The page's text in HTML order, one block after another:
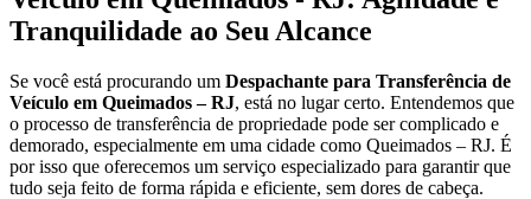
Tranquilidade ao Seu Alcance
Se você está procurando um Despachante para Transferência de
Veículo em Queimados – RJ, está no lugar certo. Entendemos que
o processo de transferência de propriedade pode ser complicado e
demorado, especialmente em uma cidade como Queimados – RJ. É
por isso que oferecemos um serviço especializado para garantir que
tudo seja feito de forma rápida e eficiente, sem dores de cabeça.